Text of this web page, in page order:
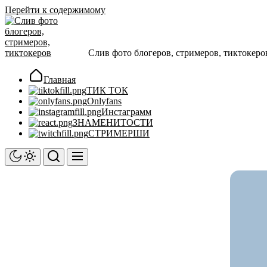
Перейти к содержимому
Слив фото блогеров, стримеров,
Главная
ТИК ТОК
Onlyfans
Инстаграмм
ЗНАМЕНИТОСТИ
СТРИМЕРШИ